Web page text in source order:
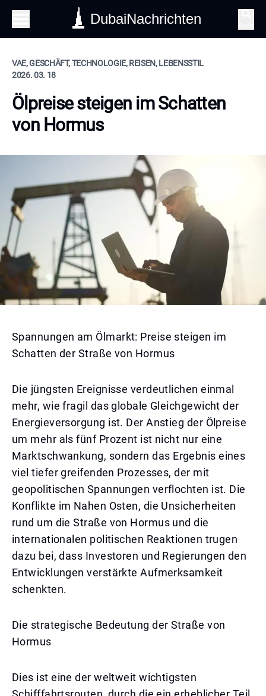
DubaiNachrichten
VAE, GESCHÄFT, TECHNOLOGIE, REISEN, LEBENSSTIL
2026. 03. 18
Ölpreise steigen im Schatten
von Hormus
Spannungen am Ölmarkt: Preise steigen im
Schatten der Straße von Hormus
Die jüngsten Ereignisse verdeutlichen einmal
mehr, wie fragil das globale Gleichgewicht der
Energieversorgung ist. Der Anstieg der Ölpreise
um mehr als fünf Prozent ist nicht nur eine
Marktschwankung, sondern das Ergebnis eines
viel tiefer greifenden Prozesses, der mit
geopolitischen Spannungen verflochten ist. Die
Konflikte im Nahen Osten, die Unsicherheiten
rund um die Straße von Hormus und die
internationalen politischen Reaktionen trugen
dazu bei, dass Investoren und Regierungen den
Entwicklungen verstärkte Aufmerksamkeit
schenkten.
Die strategische Bedeutung der Straße von
Hormus
Dies ist eine der weltweit wichtigsten